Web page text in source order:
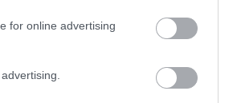
for online advertising
mint saját hazájában,
jelenleg 60-40%-os a
ebéd hozzávalóin
mangalica. A belföldi fogyasztás